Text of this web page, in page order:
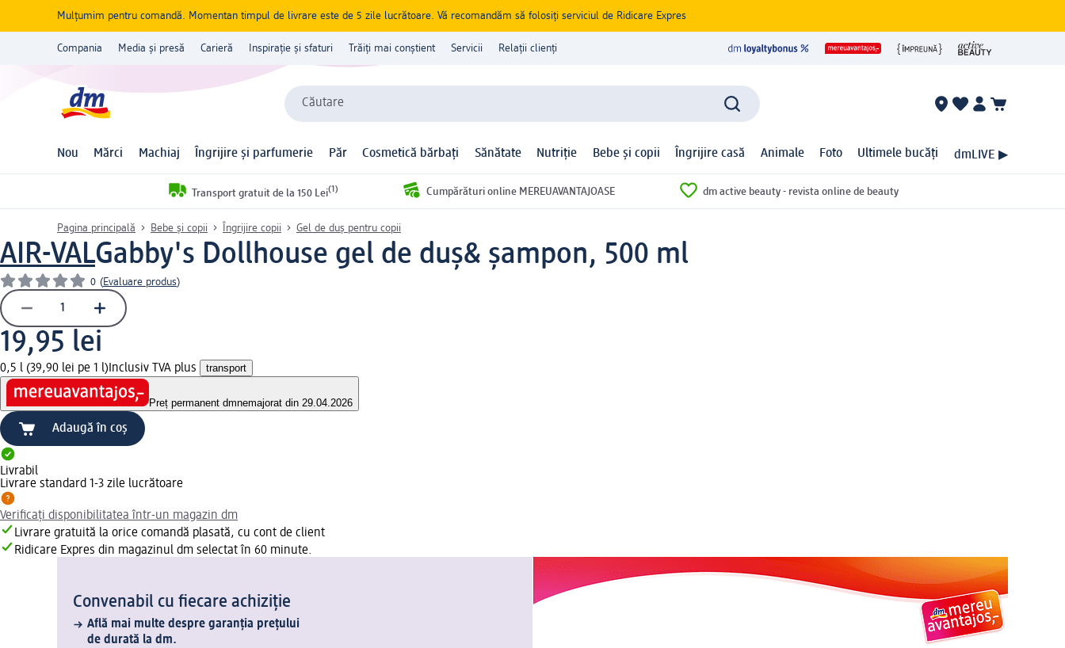
Mulțumim pentru comandă. Momentan timpul de livrare este de 5 zile lucrătoare. Vă recomandăm să folosiți serviciul de Ridicare Expres
Compania Media și presă Carieră Inspirație și sfaturi Trăiți mai conștient Servicii Relații clienți
Căutare
Nou Mărci Machiaj Îngrijire și parfumerie Păr Cosmetică bărbați Sănătate Nutriție Bebe și copii Îngrijire casă Animale Foto Ultimele bucăți dmLIVE ▶
Transport gratuit de la 150 Lei(1) Cumpărături online MEREUAVANTAJOASE dm active beauty - revista online de beauty
Pagina principală Bebe și copii Îngrijire copii Gel de duș pentru copii
AIR-VALGabby's Dollhouse gel de duș& șampon, 500 ml
0 (Evaluare produs)
19,95 lei
0,5 l (39,90 lei pe 1 l) Inclusiv TVA plus transport
Preț permanent dmnemajorat din 29.04.2026
Adaugă în coș
Livrabil
Livrare standard 1-3 zile lucrătoare
Verificați disponibilitatea într-un magazin dm
Livrare gratuită la orice comandă plasată, cu cont de client
Ridicare Expres din magazinul dm selectat în 60 minute.
Convenabil cu fiecare achiziție
Află mai multe despre garanția prețului
de durată la dm.